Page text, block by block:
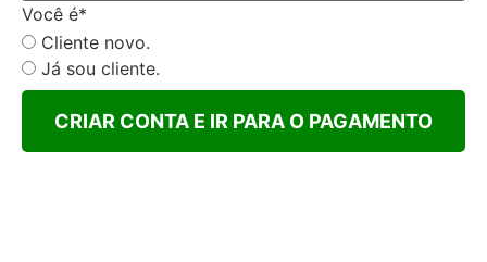
Você é*
Cliente novo.
Já sou cliente.
CRIAR CONTA E IR PARA O PAGAMENTO